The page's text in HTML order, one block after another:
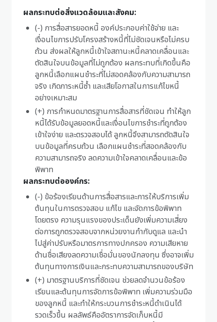
ผลกระทบต่อสิ่งแวดล้อมและสังคม:
(-) การสื่อสารยอดหนี้ องค์ประกอบค่าใช้จ่าย และ
เงื่อนไขการปรับโครงสร้างหนี้ที่ไม่ชัดเจนหรือไม่ครบ
ถ้วน ส่งผลให้ลูกหนี้เข้าใจสถานะหนี้คลาดเคลื่อนและ
ตัดสินใจบนข้อมูลที่ไม่ถูกต้อง ผลกระทบที่เกิดขึ้นคือ
ลูกหนี้เลือกแผนชำระที่ไม่สอดคล้องกับความสามารถ
จริง เกิดภาระหนี้ซ้ำ และเสียโอกาสในการแก้ไขหนี้
อย่างเหมาะสม
(+) การกำหนดมาตรฐานการสื่อสารที่ชัดเจน ทำให้ลูก
หนี้ได้รับข้อมูลยอดหนี้และเงื่อนไขการชำระที่ถูกต้อง
เข้าใจง่าย และตรวจสอบได้ ลูกหนี้จึงสามารถตัดสินใจ
บนข้อมูลที่ครบถ้วน เลือกแผนชำระที่สอดคล้องกับ
ความสามารถจริง ลดความเข้าใจคลาดเคลื่อนและข้อ
พิพาท
ผลกระทบต่อองค์กร:
(-) ข้อร้องเรียนด้านการสื่อสารและการให้บริการเพิ่ม
ต้นทุนในการตรวจสอบ แก้ไข และจัดการข้อพิพาท
โดยตรง ความรุนแรงของประเด็นยังเพิ่มความเสี่ยง
ต่อการถูกตรวจสอบจากหน่วยงานกำกับดูแล และนำ
ไปสู่ค่าปรับหรือมาตรการทางปกครอง ความเสียหาย
ด้านชื่อเสียงลดความเชื่อมั่นของนักลงทุน ซึ่งอาจเพิ่ม
ต้นทุนทางการเงินและกระทบความสามารถของบริษัท
(+) มาตรฐานบริการที่ชัดเจน ช่วยลดจำนวนข้อร้อง
เรียนและต้นทุนการจัดการข้อพิพาท เพิ่มความร่วมมือ
ของลูกหนี้ และทำให้กระบวนการชำระหนี้ดำเนินได้
รวดเร็วขึ้น ผลลัพธ์คืออัตราการจัดเก็บหนี้มี